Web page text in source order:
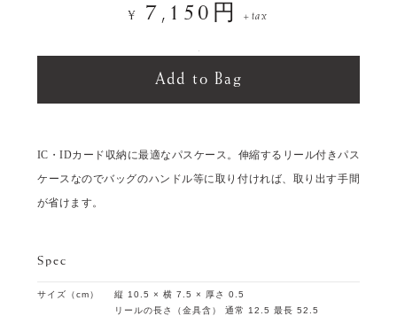
¥ 7,150円 +tax
IC・IDカード収納に最適なパスケース。伸縮するリール付きパス
ケースなのでバッグのハンドル等に取り付ければ、取り出す手間
が省けます。
Spec
サイズ（cm）
縦 10.5 × 横 7.5 × 厚さ 0.5
リールの長さ（金具含） 通常 12.5 最長 52.5